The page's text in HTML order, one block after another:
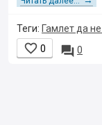
Теги: Гамлет да
 0  0